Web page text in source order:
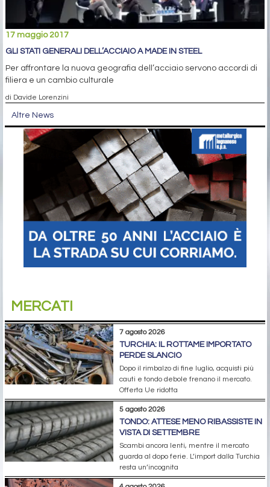
17 maggio 2017
GLI STATI GENERALI DELL’ACCIAIO A MADE IN STEEL
Per affrontare la nuova geografia dell’acciaio servono accordi di
filiera e un cambio culturale
di Davide Lorenzini
Altre News
MERCATI
7 agosto 2026
TURCHIA: IL ROTTAME IMPORTATO
PERDE SLANCIO
Dopo il rimbalzo di fine luglio, acquisti più
cauti e tondo debole frenano il mercato.
Offerta Ue ridotta
5 agosto 2026
TONDO: ATTESE MENO RIBASSISTE IN
VISTA DI SETTEMBRE
Scambi ancora lenti, mentre il mercato
guarda al dopo ferie. L’import dalla Turchia
resta un’incognita